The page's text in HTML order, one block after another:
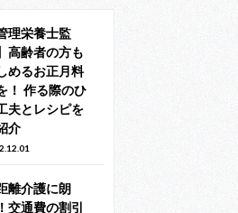
理栄養士監
高齢者の方も
めるお正月料
！ 作る際のひ
夫とレシピを
介
離介護に朗
交通費の割引